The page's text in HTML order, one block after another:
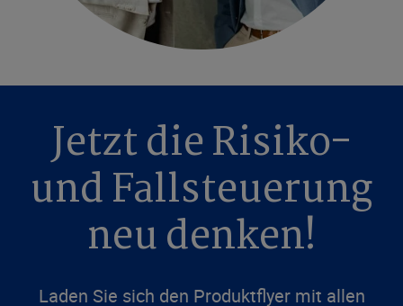
Jetzt die Risiko-
und Fallsteuerung
neu denken!
Laden Sie sich den Produktflyer mit allen